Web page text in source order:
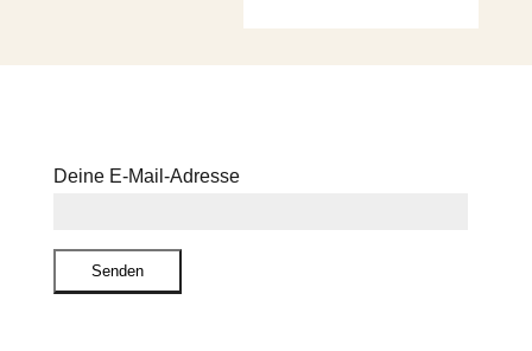
Deine E‑Mail-Adresse